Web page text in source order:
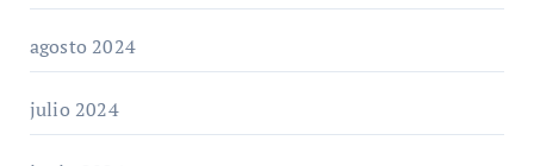
agosto 2024
julio 2024